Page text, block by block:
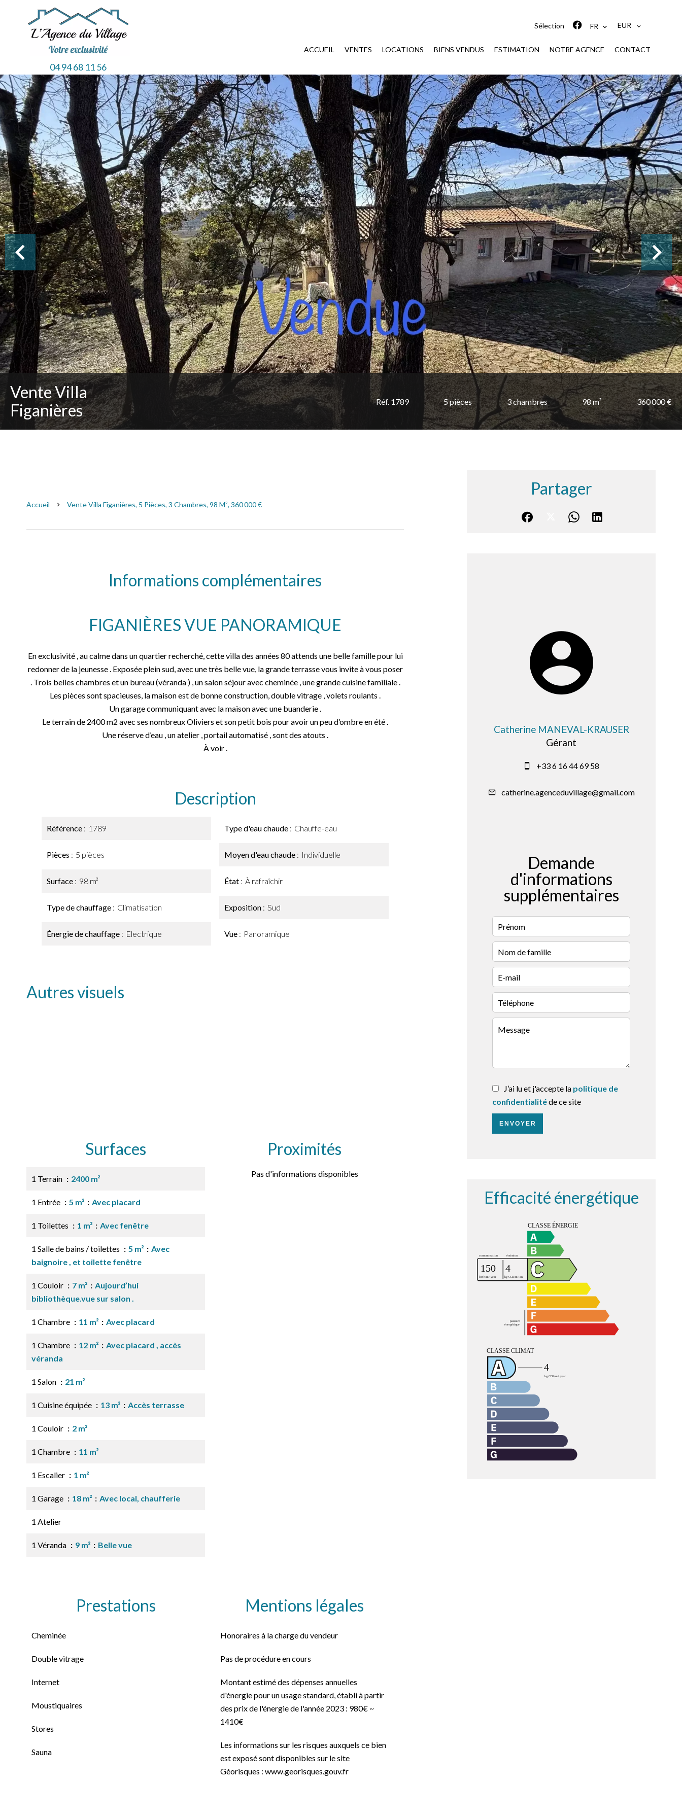
04 94 68 11 56
Sélection FR EUR
ACCUEIL VENTES LOCATIONS BIENS VENDUS ESTIMATION NOTRE AGENCE CONTACT
Vente Villa
Figanières
Réf. 1789 5 pièces 3 chambres 98 m² 360 000 €
Accueil Vente Villa Figanières, 5 Pièces, 3 Chambres, 98 M², 360 000 €
Informations complémentaires
FIGANIÈRES VUE PANORAMIQUE
En exclusivité , au calme dans un quartier recherché, cette villa des années 80 attends une belle famille pour lui
redonner de la jeunesse . Exposée plein sud, avec une très belle vue, la grande terrasse vous invite à vous poser
. Trois belles chambres et un bureau (véranda ) , un salon séjour avec cheminée , une grande cuisine familiale .
Les pièces sont spacieuses, la maison est de bonne construction, double vitrage , volets roulants .
Un garage communiquant avec la maison avec une buanderie .
Le terrain de 2400 m2 avec ses nombreux Oliviers et son petit bois pour avoir un peu d’ombre en été .
Une réserve d’eau , un atelier , portail automatisé , sont des atouts .
À voir .
Description
Référence 1789
Pièces 5 pièces
Surface 98 m²
Type de chauffage Climatisation
Énergie de chauffage Electrique
Type d'eau chaude Chauffe-eau
Moyen d'eau chaude Individuelle
État À rafraîchir
Exposition Sud
Vue Panoramique
Autres visuels
Surfaces
1 Terrain 2400 m²
1 Entrée 5 m² Avec placard
1 Toilettes 1 m² Avec fenêtre
1 Salle de bains / toilettes 5 m²
Avec
baignoire , et toilette fenêtre
1 Couloir 7 m²
Aujourd’hui
bibliothèque.vue sur salon .
1 Chambre 11 m² Avec placard
1 Chambre 12 m²
Avec placard , accès
véranda
1 Salon 21 m²
1 Cuisine équipée 13 m² Accès terrasse
1 Couloir 2 m²
1 Chambre 11 m²
1 Escalier 1 m²
1 Garage 18 m² Avec local, chaufferie
1 Atelier
1 Véranda 9 m² Belle vue
Proximités
Pas d'informations disponibles
Prestations
Cheminée
Double vitrage
Internet
Moustiquaires
Stores
Sauna
Mentions légales
Honoraires à la charge du vendeur
Pas de procédure en cours
Montant estimé des dépenses annuelles
d'énergie pour un usage standard, établi à partir
des prix de l'énergie de l'année 2023 : 980€ ~
1410€
Les informations sur les risques auxquels ce bien
est exposé sont disponibles sur le site
Géorisques : www.georisques.gouv.fr
Partager
Catherine MANEVAL-KRAUSER
Gérant
+33 6 16 44 69 58
catherine.agenceduvillage@gmail.com
Demande
d'informations
supplémentaires
J’ai lu et j'accepte la politique de
confidentialitéde ce site
ENVOYER
Efficacité énergétique